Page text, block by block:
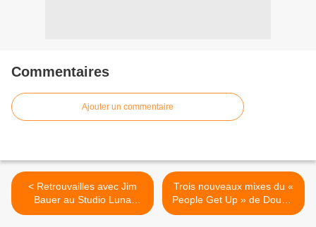
Commentaires
Ajouter un commentaire
< Retrouvailles avec Jim
Bauer au Studio Luna
Rossa à l’occasion de la
Trois nouveaux mixes du «
People Get Up » de Double
Dee viennent de sortir ! >